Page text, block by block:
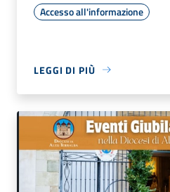
Accesso all'informazione
LEGGI DI PIÙ